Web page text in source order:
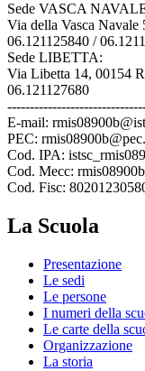
Sede VASCA
Via della Vasca Navale
06.121125840 /
Sede LIBETTA:
Via Libetta 14, 00154
06.121127680
E-mail:
PEC:
Cod. IPA:
Cod. Mecc: rmis08900b
Cod. Fisc:
La Scuola
Presentazione
Le sedi
Le persone
I numeri della
Le carte della
Organizzazione
La storia